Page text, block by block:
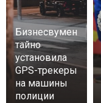
Бизнесвумен
тайно
установила
GPS-трекеры
на машины
полиции